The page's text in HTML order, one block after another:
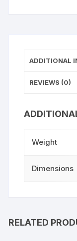
ADDITIONAL
REVIEWS (0)
Weight
Dimensions
RELATED